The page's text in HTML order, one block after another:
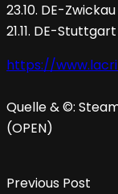
23.10. DE-
21.11. DE-
https://
Quelle & ©:
(OPEN)
Previous Post